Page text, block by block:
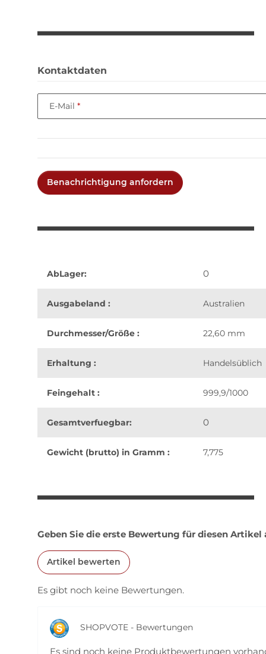
Kontaktdaten
E-Mail
Benachrichtigung anfordern
AbLager: 0
Ausgabeland : Australien
Durchmesser/Größe : 22,60 mm
Erhaltung : Handelsüblich
Feingehalt : 999,9/1000
Gesamtverfuegbar: 0
Gewicht (brutto) in Gramm : 7,775
Geben Sie die erste Bewertung für diesen
Artikel bewerten
Es gibt noch keine Bewertungen.
SHOPVOTE - Bewertungen
Es sind noch keine Produktbewertungen